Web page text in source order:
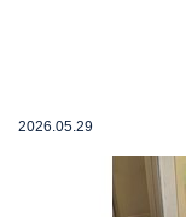
2026.05.29